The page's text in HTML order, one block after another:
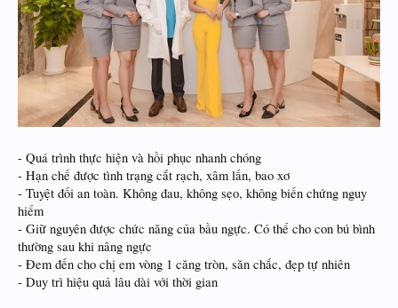
- Quá trình thực hiện và hồi phục nhanh chóng
- Hạn chế được tình trạng cắt rạch, xâm lấn, bao xơ
- Tuyệt đối an toàn. Không đau, không sẹo, không biến chứng nguy
hiểm
- Giữ nguyên được chức năng của bầu ngực. Có thể cho con bú bình
thường sau khi nâng ngực
- Đem đến cho chị em vòng 1 căng tròn, săn chắc, đẹp tự nhiên
- Duy trì hiệu quả lâu dài với thời gian